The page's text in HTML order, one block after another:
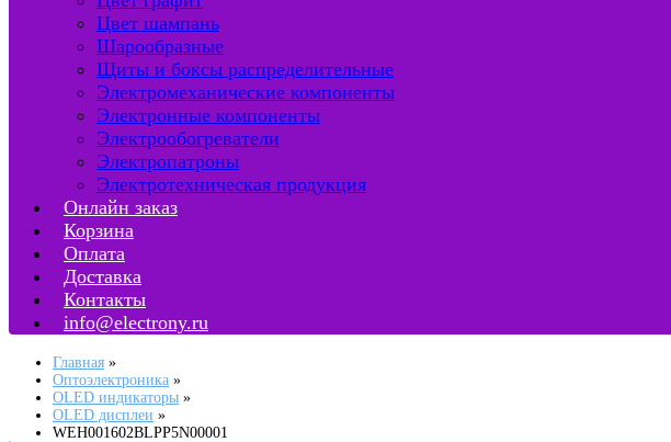
Цвет шампань
Шарообразные
Щиты и боксы распределительные
Электромеханические компоненты
Электронные компоненты
Электрообогреватели
Электропатроны
Электротехническая продукция
Онлайн заказ
Корзина
Оплата
Доставка
Контакты
info@electrony.ru
Главная
Оптоэлектроника
OLED индикаторы
OLED дисплеи
WEH001602BLPP5N00001